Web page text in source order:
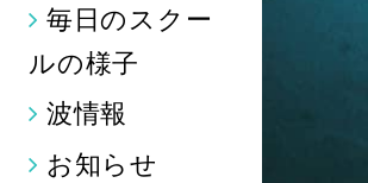
毎日のスクー
ルの様子
波情報
お知らせ